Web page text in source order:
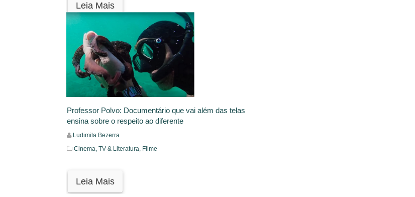
Leia Mais
Professor Polvo: Documentário que vai além das telas
ensina sobre o respeito ao diferente
Ludimila Bezerra
Cinema, TV & Literatura, Filme
Leia Mais